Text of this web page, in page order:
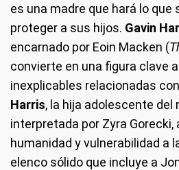
es una madre que hará lo que
proteger a sus hijos. Gavin
encarnado por Eoin Macken (
convierte en una figura clave
inexplicables relacionadas
Harris, la hija adolescente del
interpretada por Zyra Gorecki,
humanidad y vulnerabilidad a
elenco sólido que incluye a